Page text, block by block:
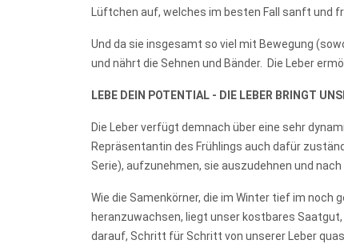
Lüftchen auf, welches im besten Fall sanft und
Und da sie insgesamt so viel mit Bewegung
und nährt die Sehnen und Bänder. Die Leber
LEBE DEIN POTENTIAL - DIE LEBER BRINGT
Die Leber verfügt demnach über eine sehr
Repräsentantin des Frühlings auch dafür
Serie), aufzunehmen, sie auszudehnen und nach
Wie die Samenkörner, die im Winter tief im
heranzuwachsen, liegt unser kostbares
darauf, Schritt für Schritt von unserer Leber